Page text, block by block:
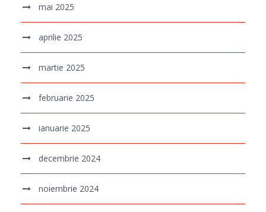
mai 2025
aprilie 2025
martie 2025
februarie 2025
ianuarie 2025
decembrie 2024
noiembrie 2024